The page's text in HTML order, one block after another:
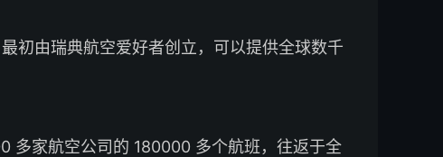
初由瑞典航空爱好者创立，可以提供全球数千
多家航空公司的 180000 多个航班，往返于全